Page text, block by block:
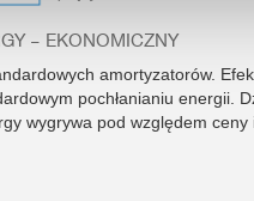
– EKONOMICZNY
amortyzatorów.
pochłanianiu energii.
wygrywa pod względem ceny